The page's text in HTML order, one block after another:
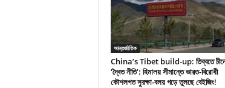
আন্তর্জাতিক
China’s Tibet build-up: তিব্বতে
‘দ্বৈত নীতি’: হিমালয় সীমান্তে ভারত-বিরোধী
কৌশলগত সুরক্ষা-বলয় গড়ে তুলছে বেইজিং!